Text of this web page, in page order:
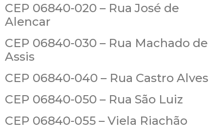
CEP 06840-020 – Rua José de
Alencar
CEP 06840-030 – Rua Machado de
Assis
CEP 06840-040 – Rua Castro Alves
CEP 06840-050 – Rua São Luiz
CEP 06840-055 – Viela Riachão